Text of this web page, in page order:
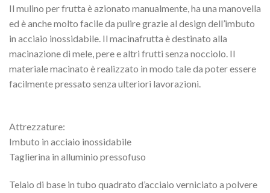
Il mulino per frutta è azionato manualmente, ha una manovella
ed è anche molto facile da pulire grazie al design dell’imbuto
in acciaio inossidabile. Il macinafrutta è destinato alla
macinazione di mele, pere e altri frutti senza nocciolo. Il
materiale macinato è realizzato in modo tale da poter essere
facilmente pressato senza ulteriori lavorazioni.
Attrezzature:
Imbuto in acciaio inossidabile
Taglierina in alluminio pressofuso
Telaio di base in tubo quadrato d’acciaio verniciato a polvere